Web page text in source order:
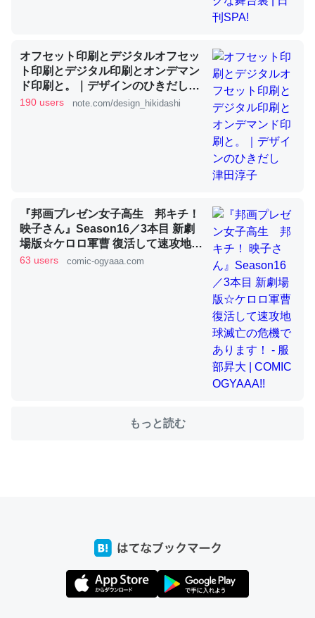
類は苦労してるんだな…。腹足類だと殻を無くしてナメク
ジになったり努力してるし。
─ニュース :: 【研究発表】昆虫学の大問題＝「昆虫はなぜ海にいな
いのか」に関する新仮説
ちぼちRingも置こうかと画策中。あと、Googleマップで
位置情報を共有してる。電池残量や充電中かが分かるので
これ見て生きてるなって分かる。
─たまにLINEするくらいだった遠方の父67歳と僕。ITツール導入で
コミュニケーションが劇的に変化した｜tayorini by LIFULL介護
ちょうど同じ理由でEcho Show 8を設定中でした。Prime
とかSpotifyを支払う孝行もできる。一生で親と会える残
たいなのでネット環境作ったけどAlexaしか使わないので
回線代ほとんどかからないですよ。参考：
https://toyoshi.hatenablog.com/entry/2019/05/15/1805
オフセット印刷とデジタルオフセッ
ト印刷とデジタル印刷とオンデマン
ド印刷と。｜デザインのひきだし
津田淳子
190 users note.com/design_hikidashi
『邦画プレゼン女子高生 邦キチ！
映子さん』Season16／3本目 新劇
場版☆ケロロ軍曹 復活して速攻地球
滅亡の危機であります！ - 服部昇大 |
63 users comic-ogyaaa.com
もっと読む